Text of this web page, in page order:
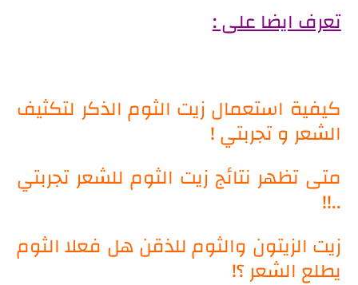
تعرف ايضا على :
كيفية استعمال زيت الثوم الذكر لتكثيف
الشعر و تجربتي !
متى تظهر نتائج زيت الثوم للشعر تجربتي
..!!
زيت الزيتون والثوم للذقن هل فعلا الثوم
يطلع الشعر ؟!